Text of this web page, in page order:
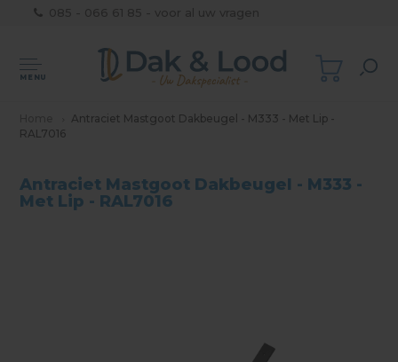
MENU
Antraciet Mastgoot Dakbeugel - M333 - Met Lip -
RAL7016
Antraciet Mastgoot Dakbeugel - M333 -
Met Lip - RAL7016